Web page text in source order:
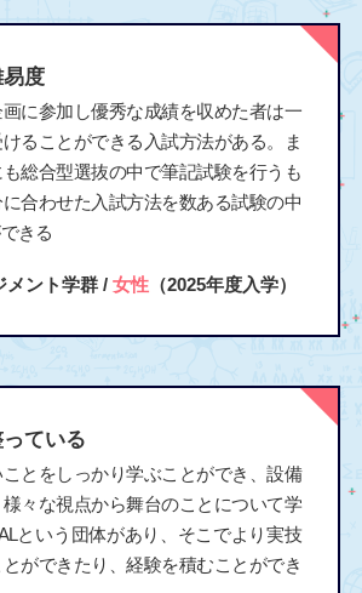
易度
に参加し優秀な成績を収めた者は一
ることができる入試方法がある。ま
総合型選抜の中で筆記試験を行うも
合わせた入試方法を数ある試験の中
きる
メント学群 / 女性（2025年度入学）
ている
とをしっかり学ぶことができ、設備
々な視点から舞台のことについて学
という団体があり、そこでより実技
ができたり、経験を積むことができ